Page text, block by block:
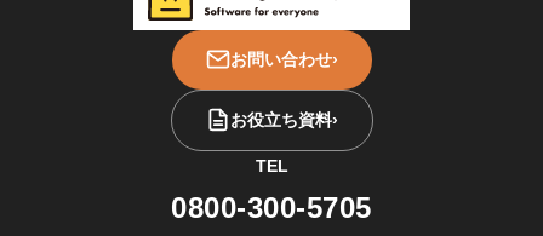
お問い合わせ›
お役立ち資料›
TEL
0800-300-5705